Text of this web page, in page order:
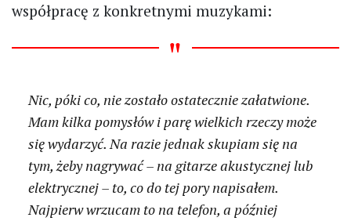
współpracę z konkretnymi muzykami:
Nic, póki co, nie zostało ostatecznie załatwione.
Mam kilka pomysłów i parę wielkich rzeczy może
się wydarzyć. Na razie jednak skupiam się na
tym, żeby nagrywać – na gitarze akustycznej lub
elektrycznej – to, co do tej pory napisałem.
Najpierw wrzucam to na telefon, a później